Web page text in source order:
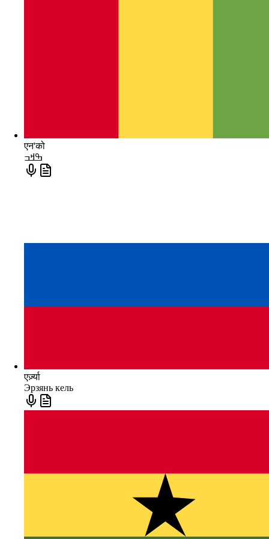
एन'को
ߒߞߏ
एर्ज़्या
Эрзянь кель